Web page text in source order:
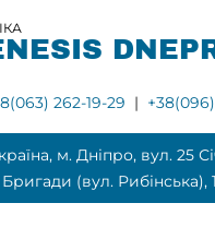
262-19-29 |
м. Дніпро, вул. 25
Бригади (вул. Рибінська),